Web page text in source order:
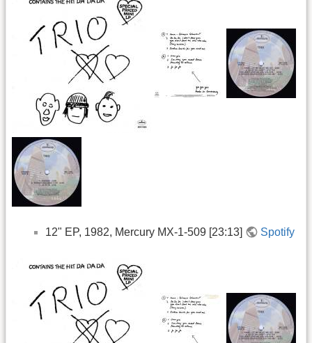
12" EP, 1982, Mercury MX-1-509 [23:13] Spotify